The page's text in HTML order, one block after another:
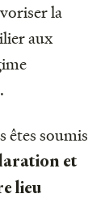
la
aux
êtes soumis
et
lieu